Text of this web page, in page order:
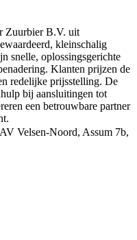
Zuurbier B.V. uit
kleinschalig
snelle, oplossingsgerichte
Klanten prijzen de
redelijke prijsstelling. De
bij aansluitingen tot
een betrouwbare partner
Velsen-Noord, Assum 7b,